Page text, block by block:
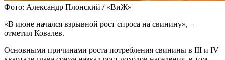
Фото: Александр Плонский / «ВиЖ»
«В июне начался взрывной рост спроса на свинину», –
отметил Ковалев.
Основными причинами роста потребления свинины в III и IV